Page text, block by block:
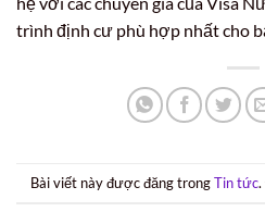
trình định cư phù hợp nhất cho
Bài viết này được đăng trongTin tức.